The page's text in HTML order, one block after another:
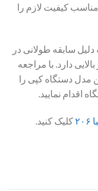
کیفیت لازم را
سابقه طولانی در
دارد. با مراجعه
مدل دستگاه کپی را
نمایید.
کلیک کنید.